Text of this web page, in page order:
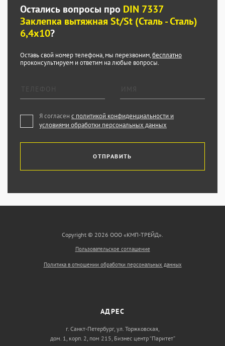
Остались вопросы про DIN 7337
Заклепка вытяжная St/St (Сталь - Сталь)
6,4x10?
Оставь свой номер телефона, мы перезвоним,бесплатно
проконсультируем и ответим на любые вопросы.
Я согласен с политикой конфиденциальности и
условиями обработки персональных данных
ОТПРАВИТЬ
Copyright © 2026 ООО «КМП-ТРЕЙД».
Пользовательское соглашение
Политика в отношении обработки персональных данных
АДРЕС
г. Санкт-Петербург, ул. Торжковская,
дом. 1, корп. 2, пом 215, Бизнес центр “Паритет”